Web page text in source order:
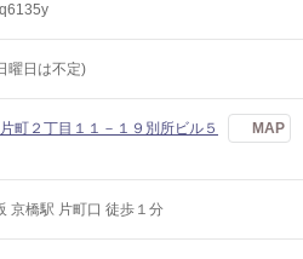
曜日は不定)
町２丁目１１－１９別所ビル５
MAP
京橋駅 片町口 徒歩１分